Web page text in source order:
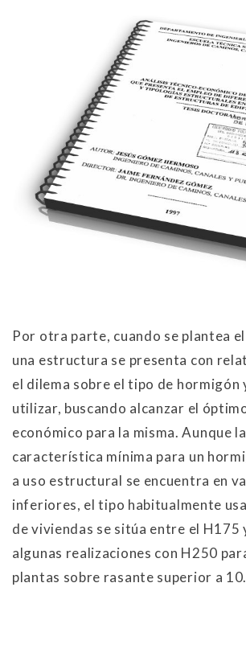
Por otra parte, cuando se plantea
una estructura se presenta con
el dilema sobre el tipo de hormigón
utilizar, buscando alcanzar el
económico para la misma. Aunque
característica mínima para un
a uso estructural se encuentra en
inferiores, el tipo habitualmente
de viviendas se sitúa entre el H175
algunas realizaciones con H250
plantas sobre rasante superior a 10.